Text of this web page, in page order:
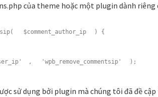
của theme hoặc một plugin dành riêng
$comment_author_ip
) {
, 'wpb_remove_commentsip' );
sử dụng bởi plugin mà chúng tôi đã đề